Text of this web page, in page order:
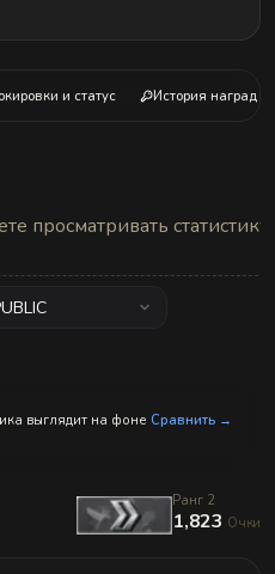
и статус История наград
просматривать статистику
выглядит на фоне Сравнить →
Ранг 2
1,823 Очки